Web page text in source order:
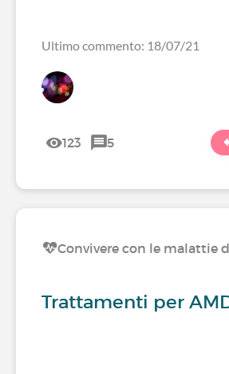
Ultimo commento: 18/07/21
123 5
Convivere con le malattie
Trattamenti per